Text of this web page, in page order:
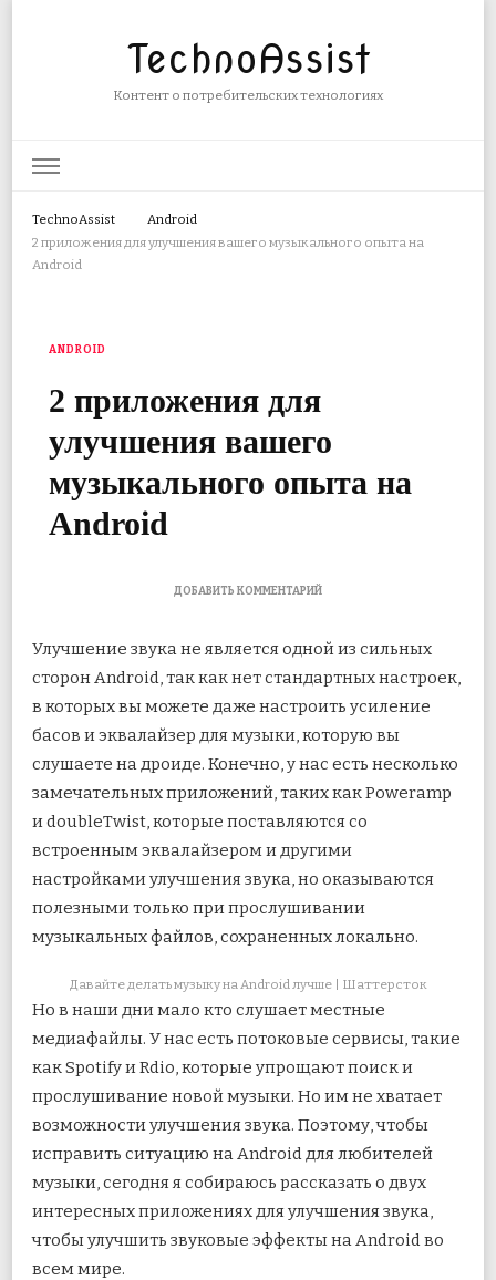
TechnoAssist
Контент о потребительских технологиях
TechnoAssist
Android
2 приложения для улучшения вашего музыкального опыта на
Android
ANDROID
2 приложения для
улучшения вашего
музыкального опыта на
Android
ДОБАВИТЬ КОММЕНТАРИЙК
ПРИЛОЖЕНИЯ
УЛУЧШЕНИЯ
ВАШЕГО
ОПЫТА
НА
Улучшение звука не является одной из сильных
сторон Android, так как нет стандартных настроек,
в которых вы можете даже настроить усиление
басов и эквалайзер для музыки, которую вы
слушаете на дроиде. Конечно, у нас есть несколько
замечательных приложений, таких как Poweramp
и doubleTwist, которые поставляются со
встроенным эквалайзером и другими
настройками улучшения звука, но оказываются
полезными только при прослушивании
музыкальных файлов, сохраненных локально.
Давайте делать музыку на Android лучше | Шаттерсток
Но в наши дни мало кто слушает местные
медиафайлы. У нас есть потоковые сервисы, такие
как Spotify и Rdio, которые упрощают поиск и
прослушивание новой музыки. Но им не хватает
возможности улучшения звука. Поэтому, чтобы
исправить ситуацию на Android для любителей
музыки, сегодня я собираюсь рассказать о двух
интересных приложениях для улучшения звука,
чтобы улучшить звуковые эффекты на Android во
всем мире.